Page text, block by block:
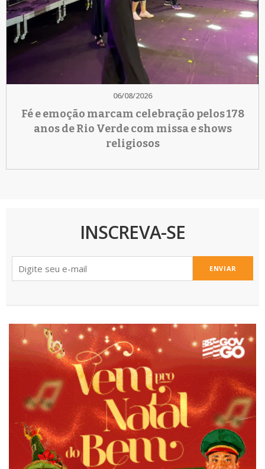
06/08/2026
Fé e emoção marcam celebração pelos 178
anos de Rio Verde com missa e shows
religiosos
INSCREVA-SE
ENVIAR